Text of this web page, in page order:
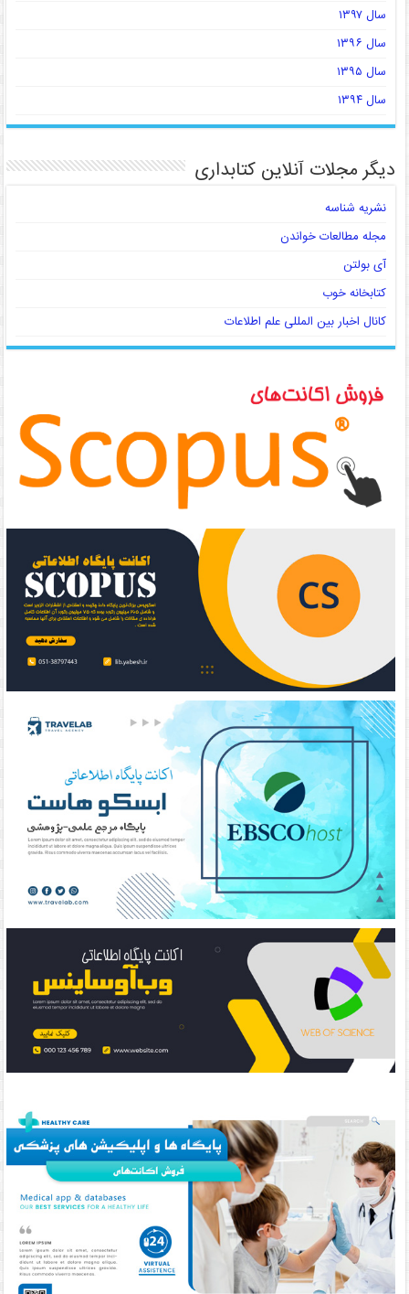
سال ۱۳۹۷
سال ۱۳۹۶
سال ۱۳۹۵
سال ۱۳۹۴
دیگر مجلات آنلاین کتابداری
نشریه شناسه
مجله مطالعات خواندن
آی بولتن
کتابخانه خوب
کانال اخبار بین المللی علم اطلاعات